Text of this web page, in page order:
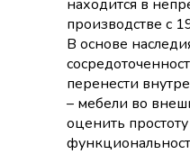
находится в
производстве с
В основе
перенести
– мебели во
оценить